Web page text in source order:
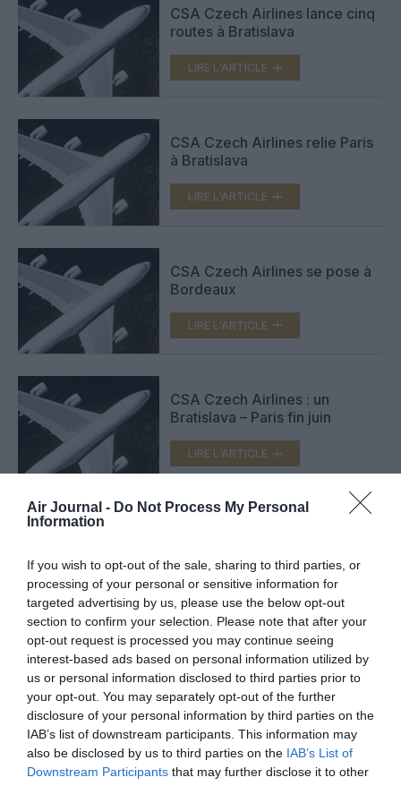
Air Journal - Do Not Process My Personal
Information
If you wish to opt-out of the sale, sharing to third parties, or
processing of your personal or sensitive information for
targeted advertising by us, please use the below opt-out
section to confirm your selection. Please note that after your
opt-out request is processed you may continue seeing
interest-based ads based on personal information utilized by
us or personal information disclosed to third parties prior to
your opt-out. You may separately opt-out of the further
disclosure of your personal information by third parties on the
IAB’s list of downstream participants. This information may
also be disclosed by us to third parties on the IAB’s List of
Downstream Participants that may further disclose it to other
CSA Czech Airlines lance cinq
routes à Bratislava
LIRE L'ARTICLE
CSA Czech Airlines relie Paris
à Bratislava
LIRE L'ARTICLE
CSA Czech Airlines se pose à
Bordeaux
LIRE L'ARTICLE
CSA Czech Airlines : un
Bratislava – Paris fin juin
LIRE L'ARTICLE
LIRE L'ARTICLE
VOIR PLUS D'ARTICLES
FAIRE UN DON